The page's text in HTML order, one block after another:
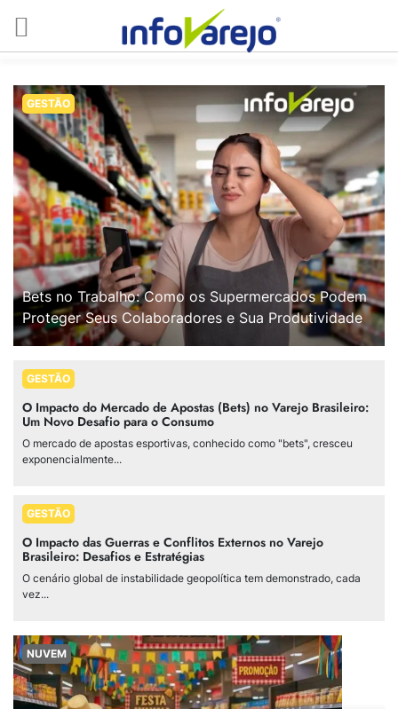
GESTÃO
Bets no Trabalho: Como os Supermercados Podem
Proteger Seus Colaboradores e Sua Produtividade
GESTÃO
O Impacto do Mercado de Apostas (Bets) no Varejo Brasileiro:
Um Novo Desafio para o Consumo
O mercado de apostas esportivas, conhecido como "bets", cresceu
exponencialmente...
GESTÃO
O Impacto das Guerras e Conflitos Externos no Varejo
Brasileiro: Desafios e Estratégias
O cenário global de instabilidade geopolítica tem demonstrado, cada
vez...
NUVEM